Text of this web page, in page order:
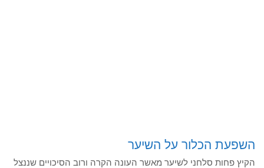
השפעת הכלור על השיער
הקיץ פחות סלחני לשיער מאשר העונה הקרה ורוב הסיכויים שננצל